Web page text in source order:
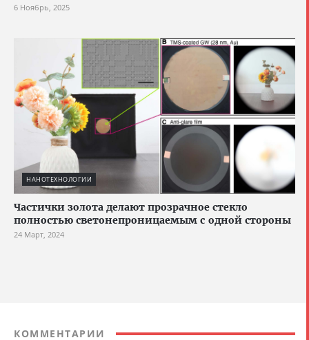
6 Ноябрь, 2025
НАНОТЕХНОЛОГИИ
Частички золота делают прозрачное стекло
полностью светонепроницаемым с одной стороны
24 Март, 2024
КОММЕНТАРИИ